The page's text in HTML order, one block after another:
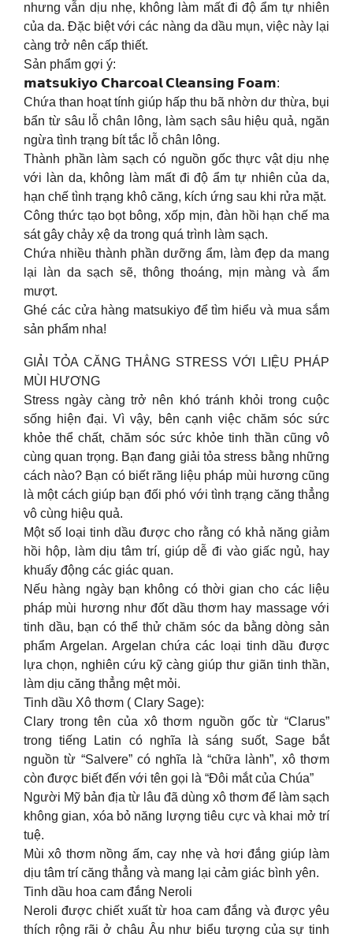
nhưng vẫn dịu nhẹ, không làm mất đi độ ẩm tự nhiên
của da. Đặc biệt với các nàng da dầu mụn, việc này lại
càng trở nên cấp thiết.
Sản phẩm gợi ý:
𝗺𝗮𝘁𝘀𝘂𝗸𝗶𝘆𝗼 𝗖𝗵𝗮𝗿𝗰𝗼𝗮𝗹 𝗖𝗹𝗲𝗮𝗻𝘀𝗶𝗻𝗴 𝗙𝗼𝗮𝗺:
Chứa than hoạt tính giúp hấp thu bã nhờn dư thừa, bụi
bẩn từ sâu lỗ chân lông, làm sạch sâu hiệu quả, ngăn
ngừa tình trạng bít tắc lỗ chân lông.
Thành phần làm sạch có nguồn gốc thực vật dịu nhẹ
với làn da, không làm mất đi độ ẩm tự nhiên của da,
hạn chế tình trạng khô căng, kích ứng sau khi rửa mặt.
Công thức tạo bọt bông, xốp mịn, đàn hồi hạn chế ma
sát gây chảy xệ da trong quá trình làm sạch.
Chứa nhiều thành phần dưỡng ẩm, làm đẹp da mang
lại làn da sạch sẽ, thông thoáng, mịn màng và ẩm
mượt.
Ghé các cửa hàng matsukiyo để tìm hiểu và mua sắm
sản phẩm nha!
GIẢI TỎA CĂNG THẲNG STRESS VỚI LIỆU PHÁP
MÙI HƯƠNG
Stress ngày càng trở nên khó tránh khỏi trong cuộc
sống hiện đại. Vì vậy, bên cạnh việc chăm sóc sức
khỏe thể chất, chăm sóc sức khỏe tinh thần cũng vô
cùng quan trọng. Bạn đang giải tỏa stress bằng những
cách nào? Bạn có biết răng liệu pháp mùi hương cũng
là một cách giúp bạn đối phó với tình trạng căng thẳng
vô cùng hiệu quả.
Một số loại tinh dầu được cho rằng có khả năng giảm
hồi hộp, làm dịu tâm trí, giúp dễ đi vào giấc ngủ, hay
khuấy động các giác quan.
Nếu hàng ngày bạn không có thời gian cho các liệu
pháp mùi hương như đốt dầu thơm hay massage với
tinh dầu, bạn có thể thử chăm sóc da bằng dòng sản
phẩm Argelan. Argelan chứa các loại tinh dầu được
lựa chọn, nghiên cứu kỹ càng giúp thư giãn tinh thần,
làm dịu căng thẳng mệt mỏi.
Tinh dầu Xô thơm ( Clary Sage):
Clary trong tên của xô thơm nguồn gốc từ “Clarus”
trong tiếng Latin có nghĩa là sáng suốt, Sage bắt
nguồn từ “Salvere” có nghĩa là “chữa lành”, xô thơm
còn được biết đến với tên gọi là “Đôi mắt của Chúa”
Người Mỹ bản địa từ lâu đã dùng xô thơm để làm sạch
không gian, xóa bỏ năng lượng tiêu cực và khai mở trí
tuệ.
Mùi xô thơm nồng ấm, cay nhẹ và hơi đắng giúp làm
dịu tâm trí căng thẳng và mang lại cảm giác bình yên.
Tinh dầu hoa cam đắng Neroli
Neroli được chiết xuất từ ​​hoa cam đắng và được yêu
thích rộng rãi ở châu Âu như biểu tượng của sự tinh